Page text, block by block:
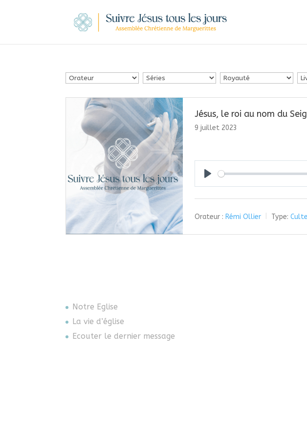
Jésus, le roi au nom du
9 juillet 2023
Orateur : Rémi Ollier Type: Culte
Notre Eglise
La vie d’église
Ecouter le dernier message